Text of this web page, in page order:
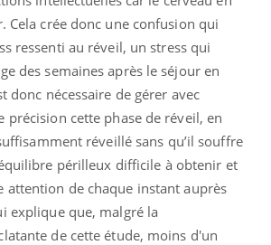
Cela crée donc une confusion qui
ressenti au réveil, un stress qui
des semaines après le séjour en
donc nécessaire de gérer avec
précision cette phase de réveil, en
réveillé sans qu’il souffre
périlleux difficile à obtenir et
attention de chaque instant auprès
explique que, malgré la
de cette étude, moins d'un